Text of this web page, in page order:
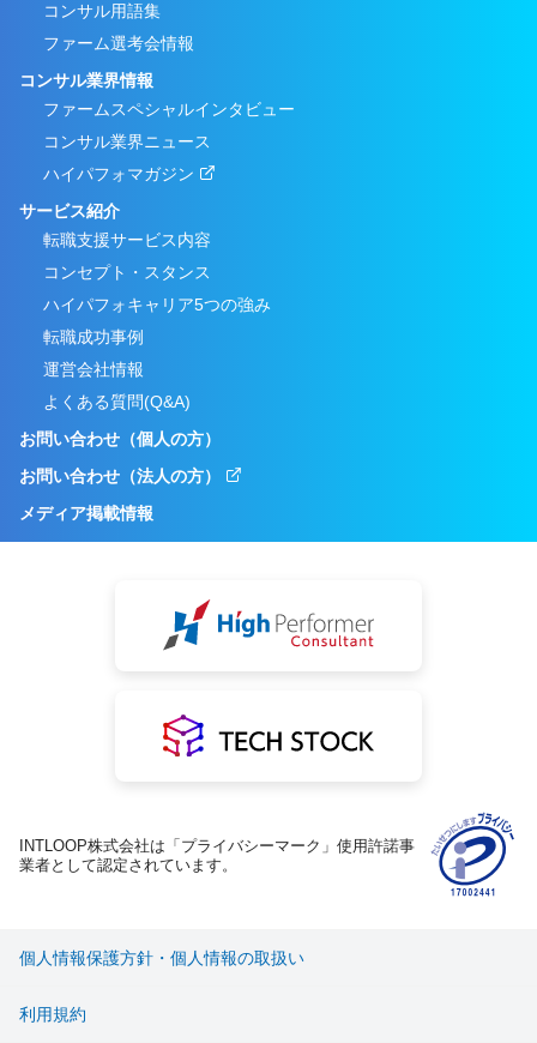
コンサル用語集
ファーム選考会情報
コンサル業界情報
ファームスペシャルインタビュー
コンサル業界ニュース
ハイパフォマガジン
サービス紹介
転職支援サービス内容
コンセプト・スタンス
ハイパフォキャリア5つの強み
転職成功事例
運営会社情報
よくある質問(Q&A)
お問い合わせ（個人の方）
お問い合わせ（法人の方）
メディア掲載情報
INTLOOP株式会社は「プライバシーマーク」使用許諾事
業者として認定されています。
個人情報保護方針・個人情報の取扱い
利用規約